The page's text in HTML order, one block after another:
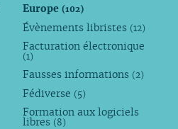
Europe(102)
Évènements libristes (12)
Facturation électronique
(1)
Fausses informations (2)
Fédiverse (5)
Formation aux logiciels
libres (8)